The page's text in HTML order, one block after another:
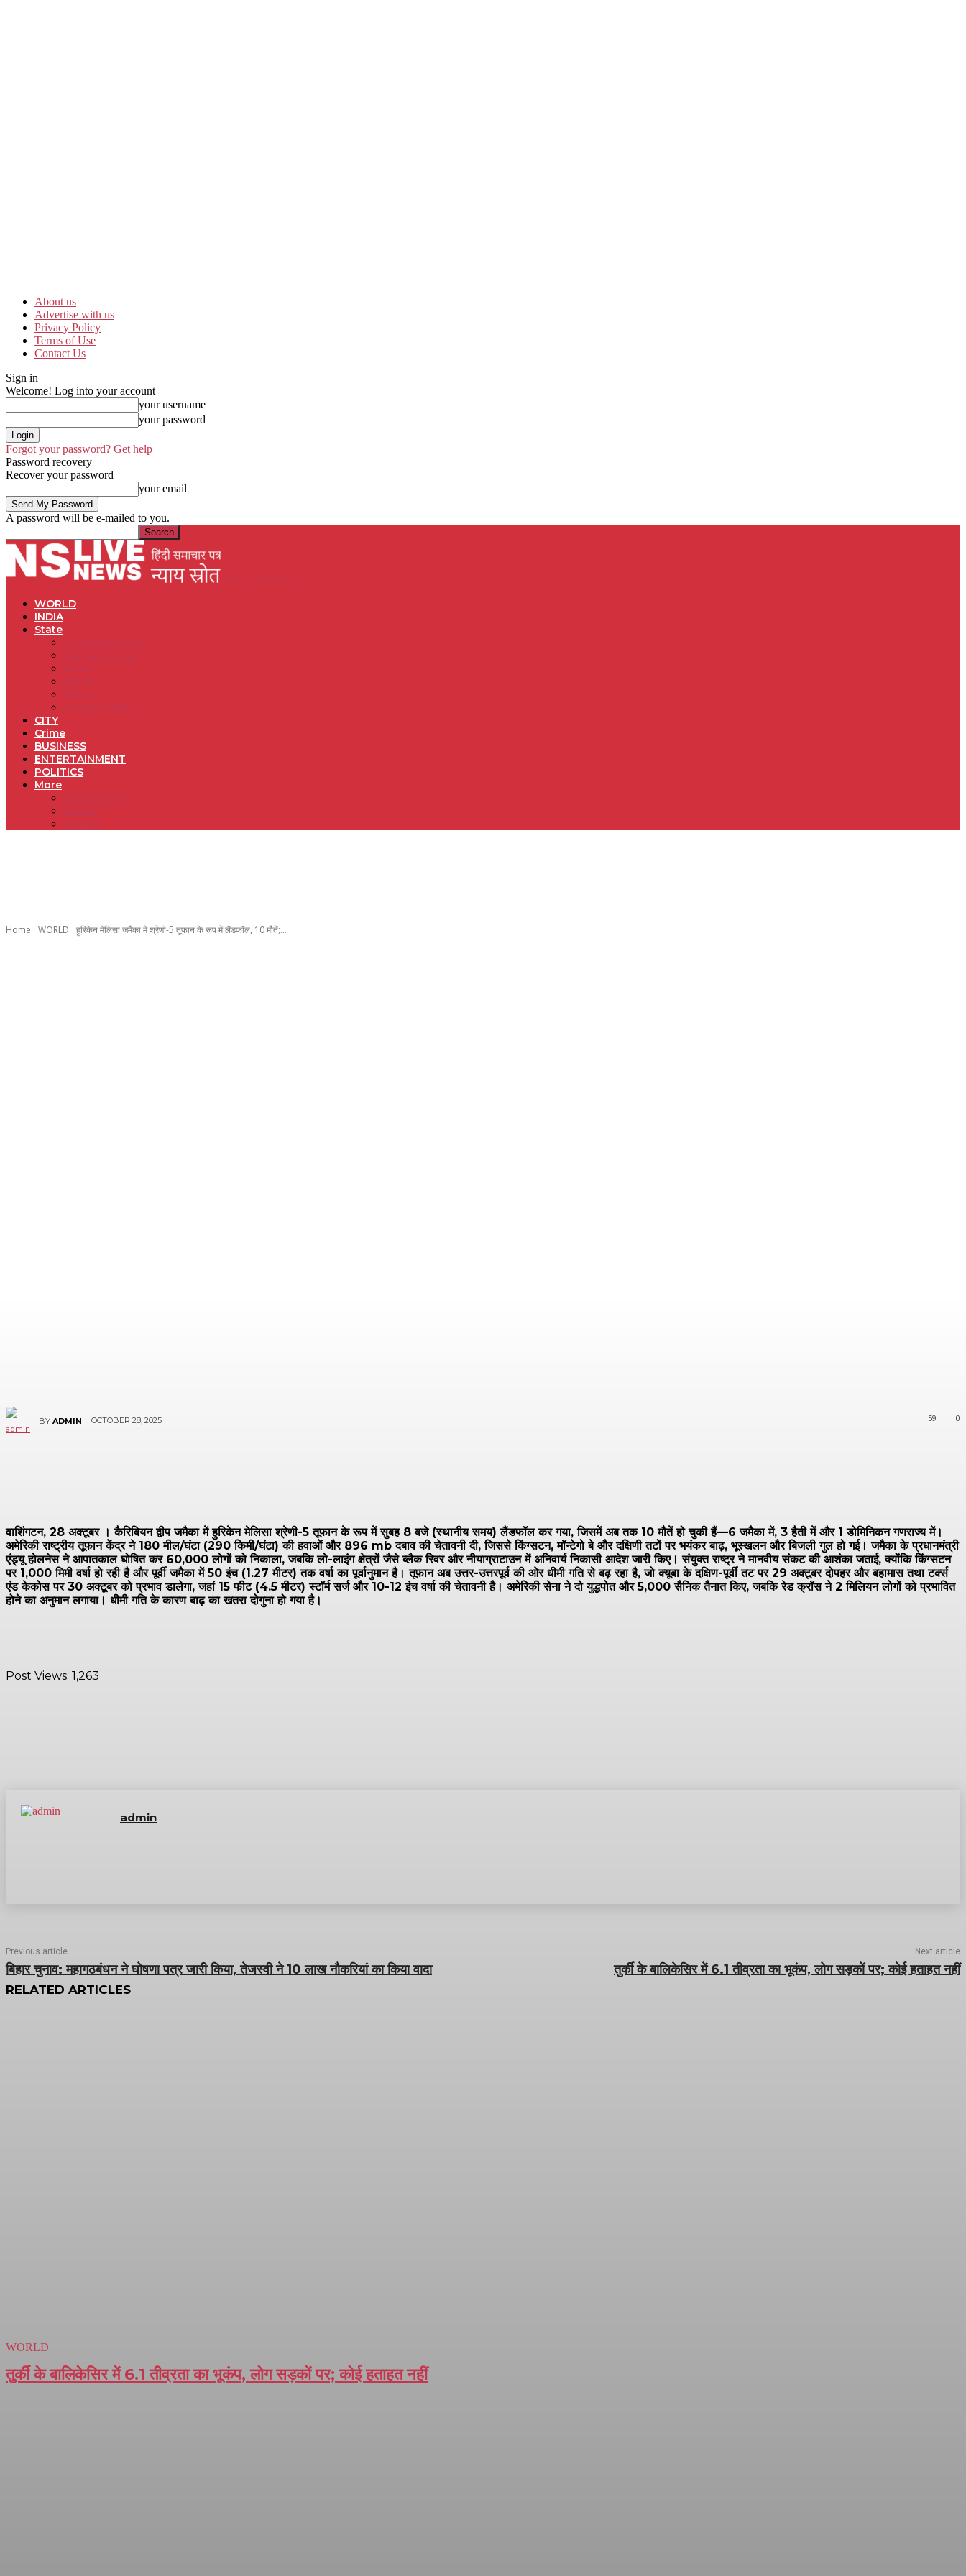
About us
Advertise with us
Privacy Policy
Terms of Use
Contact Us
Sign in
Welcome! Log into your account
your username
your password
Forgot your password? Get help
Password recovery
Recover your password
your email
A password will be e-mailed to you.
WORLD
INDIA
State
CITY
Crime
BUSINESS
ENTERTAINMENT
POLITICS
More
Home WORLD हुरिकेन मेलिसा जमैका में श्रेणी-5 तूफान के रूप में लैंडफॉल, 10 मौतें;...
BY ADMIN OCTOBER 28, 2025 0
59
वाशिंगटन, 28 अक्टूबर । कैरिबियन द्वीप जमैका में हुरिकेन मेलिसा श्रेणी-5 तूफान के रूप में सुबह 8 बजे (स्थानीय समय) लैंडफॉल कर गया, जिसमें अब तक 10 मौतें हो चुकी हैं—6 जमैका में, 3 हैती में और 1 डोमिनिकन गणराज्य में।
अमेरिकी राष्ट्रीय तूफान केंद्र ने 180 मील/घंटा (290 किमी/घंटा) की हवाओं और 896 mb दबाव की चेतावनी दी, जिससे किंग्सटन, मॉन्टेगो बे और दक्षिणी तटों पर भयंकर बाढ़, भूस्खलन और बिजली गुल हो गई। जमैका के प्रधानमंत्री
एंड्र्यू होलनेस ने आपातकाल घोषित कर 60,000 लोगों को निकाला, जबकि लो-लाइंग क्षेत्रों जैसे ब्लैक रिवर और नीयाग्राटाउन में अनिवार्य निकासी आदेश जारी किए। संयुक्त राष्ट्र ने मानवीय संकट की आशंका जताई, क्योंकि किंग्सटन
पर 1,000 मिमी वर्षा हो रही है और पूर्वी जमैका में 50 इंच (1.27 मीटर) तक वर्षा का पूर्वानुमान है। तूफान अब उत्तर-उत्तरपूर्व की ओर धीमी गति से बढ़ रहा है, जो क्यूबा के दक्षिण-पूर्वी तट पर 29 अक्टूबर दोपहर और बहामास तथा टर्क्स
एंड केकोस पर 30 अक्टूबर को प्रभाव डालेगा, जहां 15 फीट (4.5 मीटर) स्टॉर्म सर्ज और 10-12 इंच वर्षा की चेतावनी है। अमेरिकी सेना ने दो युद्धपोत और 5,000 सैनिक तैनात किए, जबकि रेड क्रॉस ने 2 मिलियन लोगों को प्रभावित
होने का अनुमान लगाया। धीमी गति के कारण बाढ़ का खतरा दोगुना हो गया है।
Post Views: 1,263
admin
Previous article
बिहार चुनाव: महागठबंधन ने घोषणा पत्र जारी किया, तेजस्वी ने 10 लाख नौकरियां का किया वादा
Next article
तुर्की के बालिकेसिर में 6.1 तीव्रता का भूकंप, लोग सड़कों पर; कोई हताहत नहीं
RELATED ARTICLES
WORLD
तुर्की के बालिकेसिर में 6.1 तीव्रता का भूकंप, लोग सड़कों पर; कोई हताहत नहीं